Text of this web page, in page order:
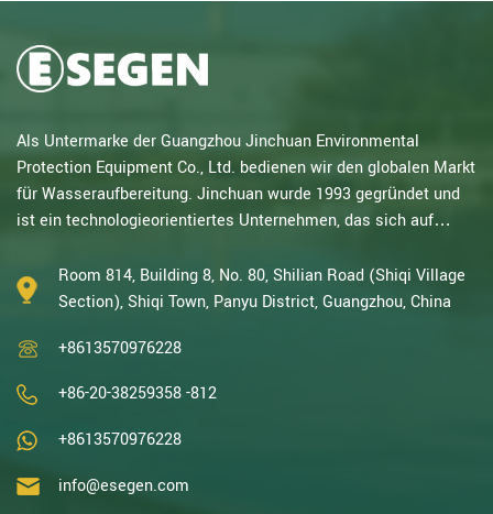
Als Untermarke der Guangzhou Jinchuan Environmental
Protection Equipment Co., Ltd. bedienen wir den globalen Markt
für Wasseraufbereitung. Jinchuan wurde 1993 gegründet und
ist ein technologieorientiertes Unternehmen, das sich auf
jahrzehntelanger Erfahrung in katalytischer Oxidation,
Elektrolyse, Desinfektion sowie Forschung und Entwicklung,
Wasseraufbereitungsanlagen gehören wir zu den erfahrenst...
Room 814, Building 8, No. 80, Shilian Road (Shiqi Village
Section), Shiqi Town, Panyu District, Guangzhou, China
+8613570976228
+86-20-38259358 -812
+8613570976228
info@esegen.com